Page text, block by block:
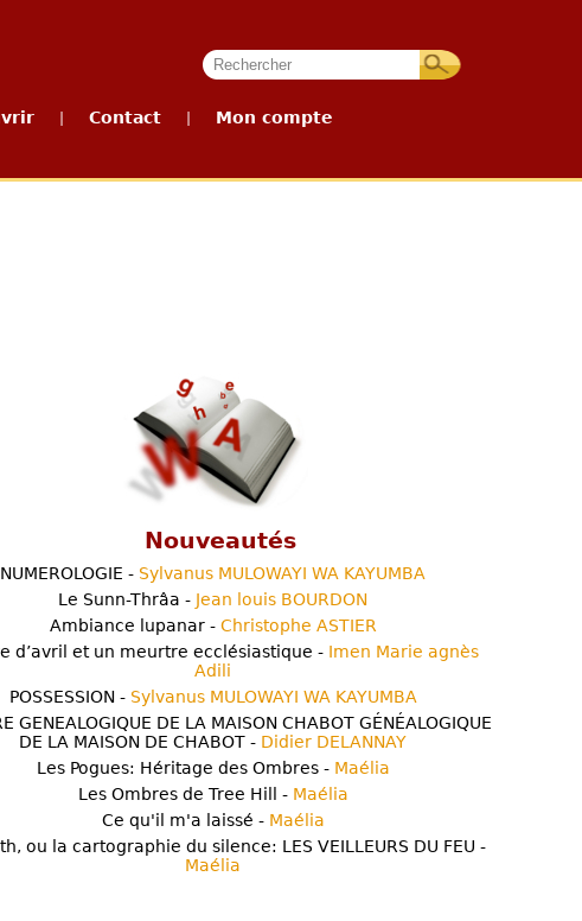
Contact Mon compte
Nouveautés
NUMEROLOGIE - Sylvanus MULOWAYI WA KAYUMBA
Le Sunn-Thrâa - Jean louis BOURDON
Ambiance lupanar - Christophe ASTIER
d’avril et un meurtre ecclésiastique - Imen Marie agnès
Adili
POSSESSION - Sylvanus MULOWAYI WA KAYUMBA
GENEALOGIQUE DE LA MAISON CHABOT GÉNÉALOGIQUE
DE LA MAISON DE CHABOT - Didier DELANNAY
Les Pogues: Héritage des Ombres - Maélia
Les Ombres de Tree Hill - Maélia
Ce qu'il m'a laissé - Maélia
ou la cartographie du silence: LES VEILLEURS DU FEU -
Maélia